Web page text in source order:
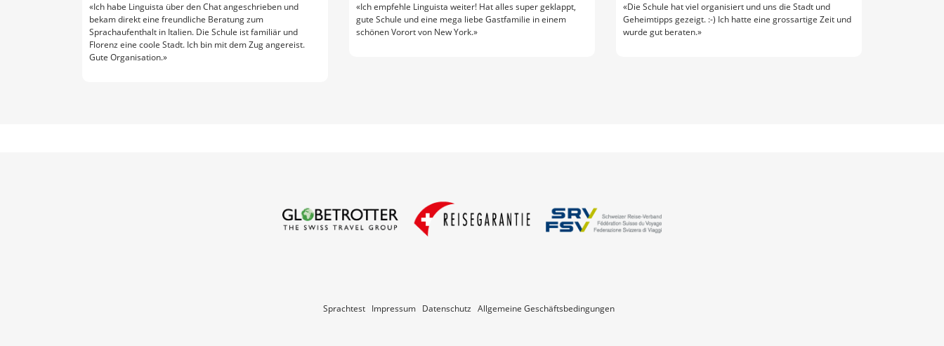
«Ich habe Linguista über den Chat angeschrieben und
bekam direkt eine freundliche Beratung zum
Sprachaufenthalt in Italien. Die Schule ist familiär und
Florenz eine coole Stadt. Ich bin mit dem Zug angereist.
Gute Organisation.»
«Ich empfehle Linguista weiter! Hat alles super geklappt,
gute Schule und eine mega liebe Gastfamilie in einem
schönen Vorort von New York.»
«Die Schule hat viel organisiert und uns die Stadt und
Geheimtipps gezeigt. :-) Ich hatte eine grossartige Zeit und
wurde gut beraten.»
Sprachtest Impressum Datenschutz Allgemeine Geschäftsbedingungen